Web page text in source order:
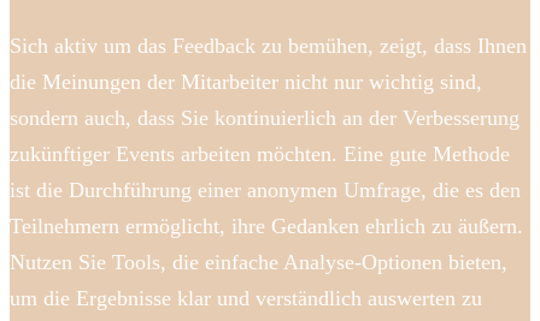
Sich aktiv um das Feedback zu bemühen, zeigt, dass Ihnen
die Meinungen der Mitarbeiter nicht nur wichtig sind,
sondern auch, dass Sie kontinuierlich an der Verbesserung
zukünftiger Events arbeiten möchten. Eine gute Methode
ist die Durchführung einer anonymen Umfrage, die es den
Teilnehmern ermöglicht, ihre Gedanken ehrlich zu äußern.
Nutzen Sie Tools, die einfache Analyse-Optionen bieten,
um die Ergebnisse klar und verständlich auswerten zu